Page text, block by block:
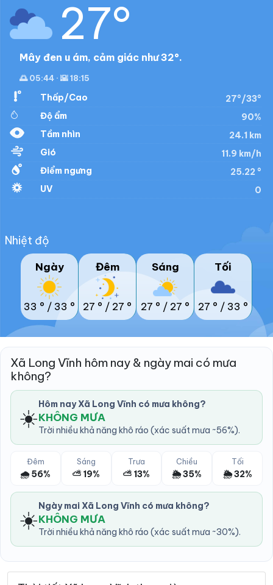
27°
Mây đen u ám, cảm giác như 32°.
🌅 05:44 · 🌇 18:15
Thấp/Cao
27°/33°
Độ ẩm
90%
Tầm nhìn
24.1 km
Gió
11.9 km/h
Điểm ngưng
25.22 °
UV
0
Nhiệt độ
Ngày
33 ° / 33 °
Đêm
27 ° / 27 °
Sáng
27 ° / 27 °
Tối
27 ° / 33 °
Xã Long Vĩnh hôm nay & ngày mai có mưa
không?
☀️ Hôm nay Xã Long Vĩnh có mưa không?
KHÔNG MƯA
Trời nhiều khả năng khô ráo (xác suất mưa ~56%).
Đêm
🌧️ 56%
Sáng
⛅ 19%
Trưa
⛅ 13%
Chiều
🌦️ 35%
Tối
🌦️ 32%
☀️ Ngày mai Xã Long Vĩnh có mưa không?
KHÔNG MƯA
Trời nhiều khả năng khô ráo (xác suất mưa ~30%).